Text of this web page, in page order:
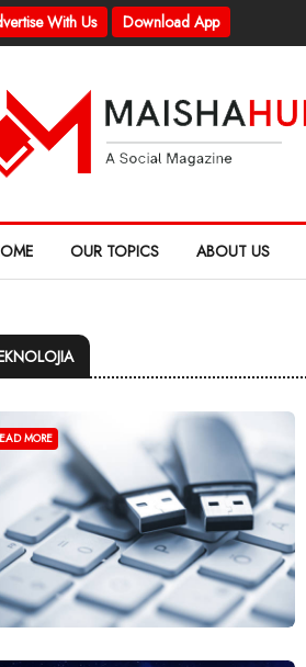
With Us Download App
OUR TOPICS ABOUT US
MORE